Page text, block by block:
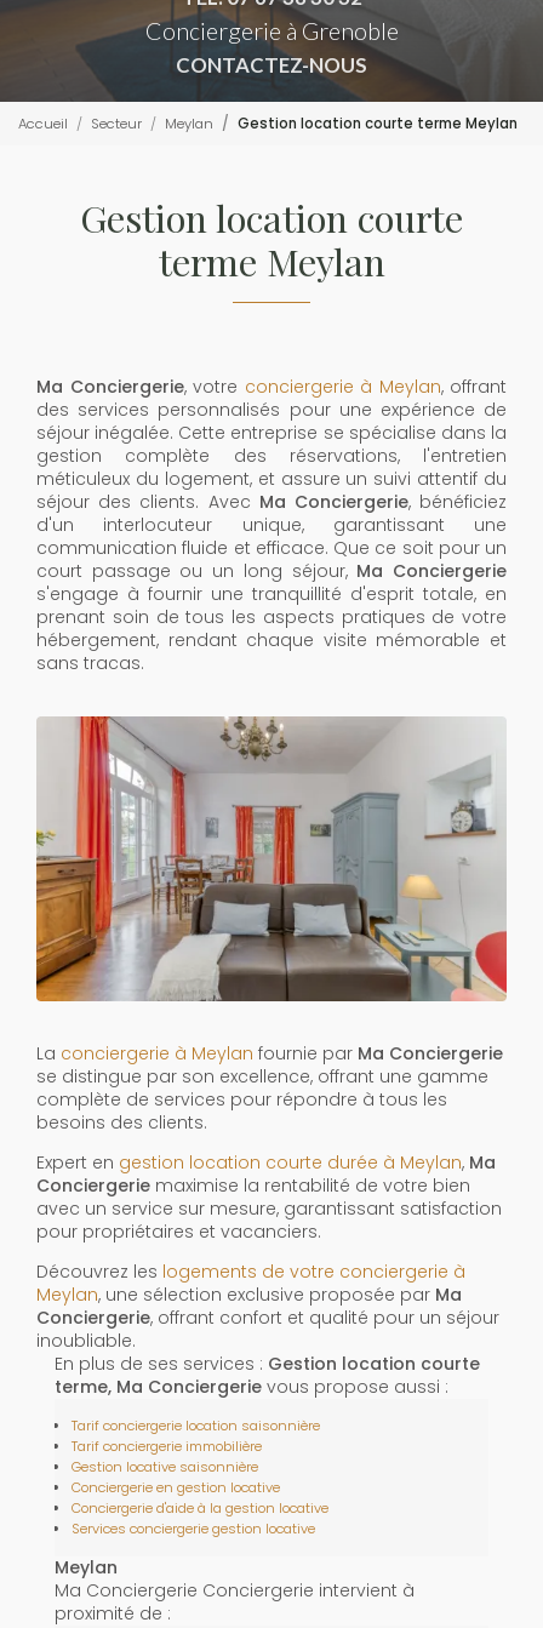
Conciergerie à Grenoble
CONTACTEZ-NOUS
Accueil Secteur Meylan Gestion location courte terme Meylan
Gestion location courte
terme Meylan
Ma Conciergerie, votre conciergerie à Meylan, offrant
des services personnalisés pour une expérience de
séjour inégalée. Cette entreprise se spécialise dans la
gestion complète des réservations, l'entretien
méticuleux du logement, et assure un suivi attentif du
séjour des clients. Avec Ma Conciergerie, bénéficiez
d'un interlocuteur unique, garantissant une
communication fluide et efficace. Que ce soit pour un
court passage ou un long séjour, Ma Conciergerie
s'engage à fournir une tranquillité d'esprit totale, en
prenant soin de tous les aspects pratiques de votre
hébergement, rendant chaque visite mémorable et
sans tracas.
La conciergerie à Meylan fournie par Ma Conciergerie
se distingue par son excellence, offrant une gamme
complète de services pour répondre à tous les
besoins des clients.
Expert en gestion location courte durée à Meylan, Ma
Conciergerie maximise la rentabilité de votre bien
avec un service sur mesure, garantissant satisfaction
pour propriétaires et vacanciers.
Découvrez les logements de votre conciergerie à
Meylan, une sélection exclusive proposée par Ma
Conciergerie, offrant confort et qualité pour un séjour
inoubliable.
En plus de ses services : Gestion location courte
terme, Ma Conciergerie vous propose aussi :
Tarif conciergerie location saisonnière
Tarif conciergerie immobilière
Gestion locative saisonnière
Conciergerie en gestion locative
Conciergerie d'aide à la gestion locative
Services conciergerie gestion locative
Meylan
Ma Conciergerie Conciergerie intervient à
proximité de :